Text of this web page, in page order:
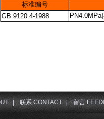
标准编号
GB 9120.4-1988
| 联系 CONTACT | 留言